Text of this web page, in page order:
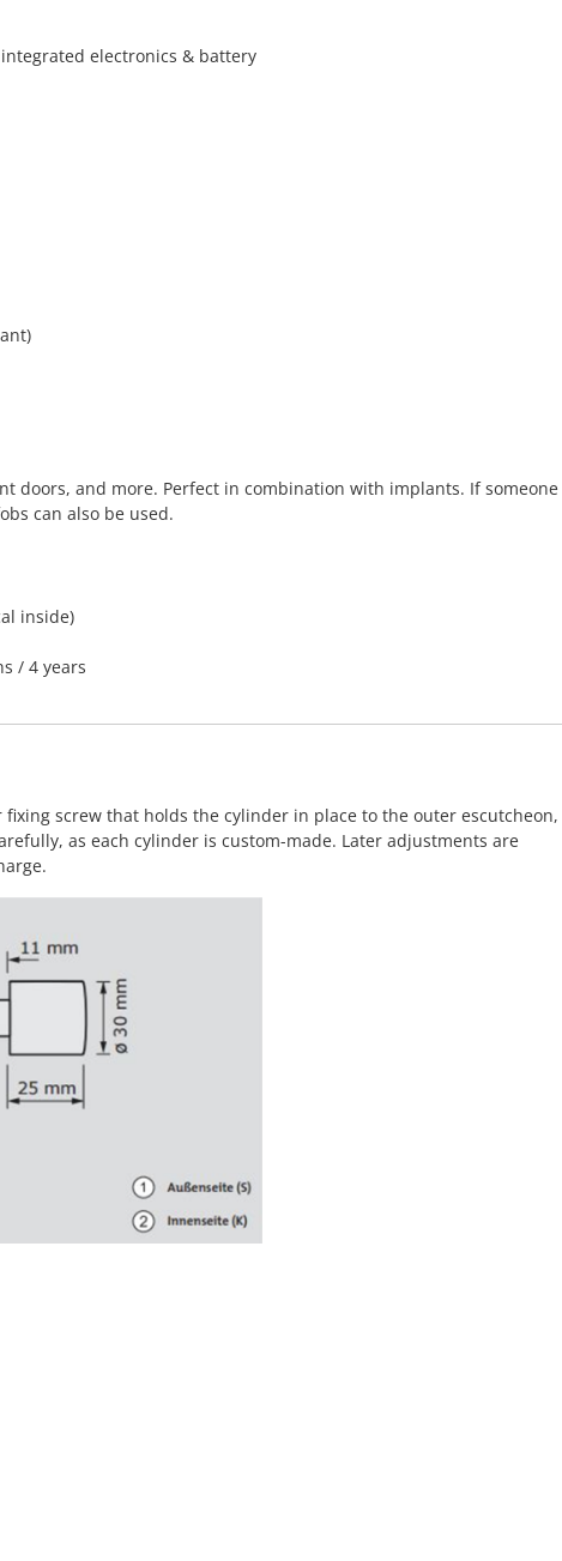
electronics & battery
doors, and more. Perfect in combination with implants. If someone
can also be used.
inside)
/ 4 years
screw that holds the cylinder in place to the outer escutcheon,
as each cylinder is custom-made. Later adjustments are